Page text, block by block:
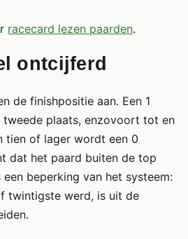
racecard lezen paarden.
ontcijferd
de finishpositie aan. Een 1
tweede plaats, enzovoort tot en
tien of lager wordt een 0
dat het paard buiten de top
beperking van het systeem:
twintigste werd, is uit de